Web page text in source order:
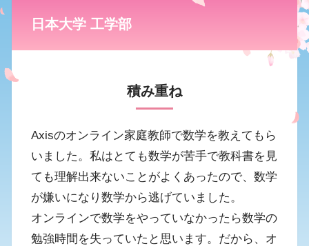
日本大学 工学部
積み重ね
Axisのオンライン家庭教師で数学を教えてもら
いました。私はとても数学が苦手で教科書を見
ても理解出来ないことがよくあったので、数学
が嫌いになり数学から逃げていました。
オンラインで数学をやっていなかったら数学の
勉強時間を失っていたと思います。だから、オ